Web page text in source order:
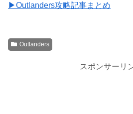
▶Outlanders攻略記事まとめ
Outlanders
スポンサーリ